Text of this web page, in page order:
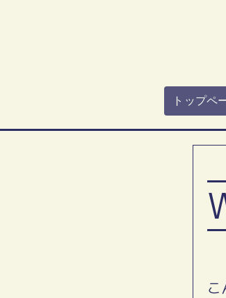
トップペ
こ